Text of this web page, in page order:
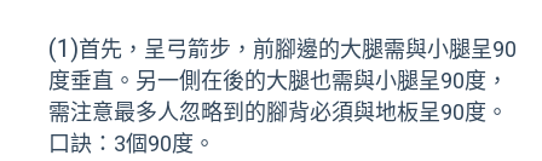
(1)首先，呈弓箭步，前腳邊的大腿需與小腿呈90
度垂直。另一側在後的大腿也需與小腿呈90度，
需注意最多人忽略到的腳背必須與地板呈90度。
口訣：3個90度。